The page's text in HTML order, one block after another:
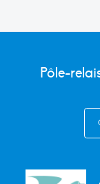
Pôle-